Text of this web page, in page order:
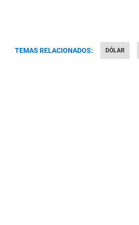
TEMAS RELACIONADOS: DÓLAR